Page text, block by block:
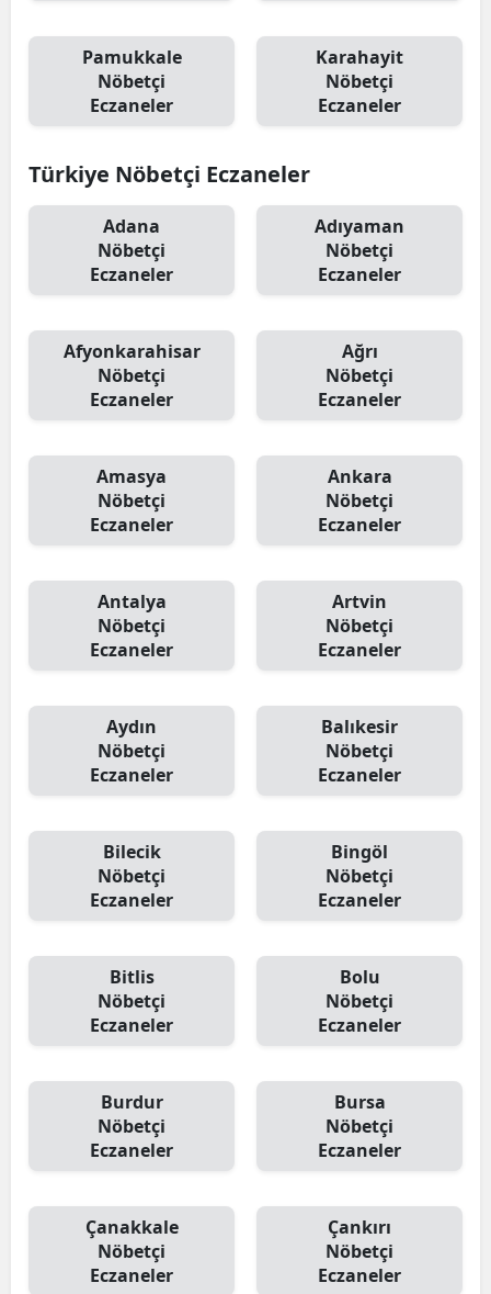
Pamukkale
Nöbetçi
Eczaneler
Karahayit
Nöbetçi
Eczaneler
Türkiye Nöbetçi Eczaneler
Adana
Nöbetçi
Eczaneler
Adıyaman
Nöbetçi
Eczaneler
Afyonkarahisar
Nöbetçi
Eczaneler
Ağrı
Nöbetçi
Eczaneler
Amasya
Nöbetçi
Eczaneler
Ankara
Nöbetçi
Eczaneler
Antalya
Nöbetçi
Eczaneler
Artvin
Nöbetçi
Eczaneler
Aydın
Nöbetçi
Eczaneler
Balıkesir
Nöbetçi
Eczaneler
Bilecik
Nöbetçi
Eczaneler
Bingöl
Nöbetçi
Eczaneler
Bitlis
Nöbetçi
Eczaneler
Bolu
Nöbetçi
Eczaneler
Burdur
Nöbetçi
Eczaneler
Bursa
Nöbetçi
Eczaneler
Çanakkale
Nöbetçi
Eczaneler
Çankırı
Nöbetçi
Eczaneler